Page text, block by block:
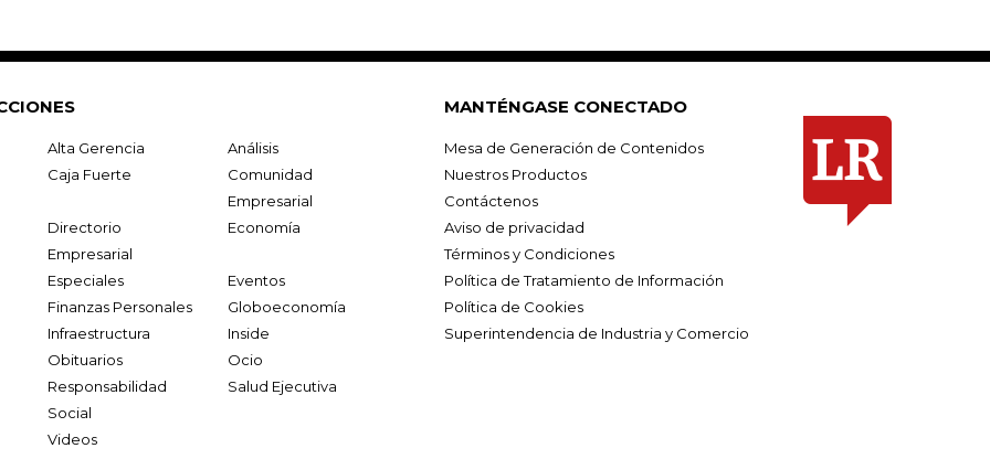
Alta Gerencia
Análisis
Caja Fuerte
Comunidad
Empresarial
Directorio
Empresarial
Economía
Especiales
Eventos
Finanzas Personales
Globoeconomía
Infraestructura
Inside
Obituarios
Ocio
Responsabilidad
Social
Salud Ejecutiva
Videos
MANTÉNGASE CONECTADO
Mesa de Generación de Contenidos
Nuestros Productos
Contáctenos
Aviso de privacidad
Términos y Condiciones
Política de Tratamiento de Información
Política de Cookies
Superintendencia de Industria y Comercio